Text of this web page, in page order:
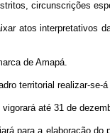
circunscrições
atos interpretativos
de Amapá.
territorial realizar-
até 31 de
para a elaboração